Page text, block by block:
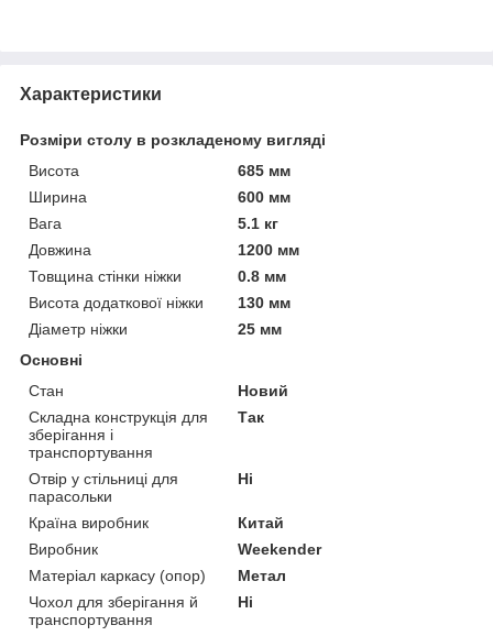
Характеристики
Розміри столу в розкладеному вигляді
Висота
685 мм
Ширина
600 мм
Вага
5.1 кг
Довжина
1200 мм
Товщина стінки ніжки
0.8 мм
Висота додаткової ніжки
130 мм
Діаметр ніжки
25 мм
Основні
Стан
Новий
Складна конструкція для
зберігання і
транспортування
Так
Отвір у стільниці для
парасольки
Ні
Країна виробник
Китай
Виробник
Weekender
Матеріал каркасу (опор)
Метал
Чохол для зберігання й
транспортування
Ні